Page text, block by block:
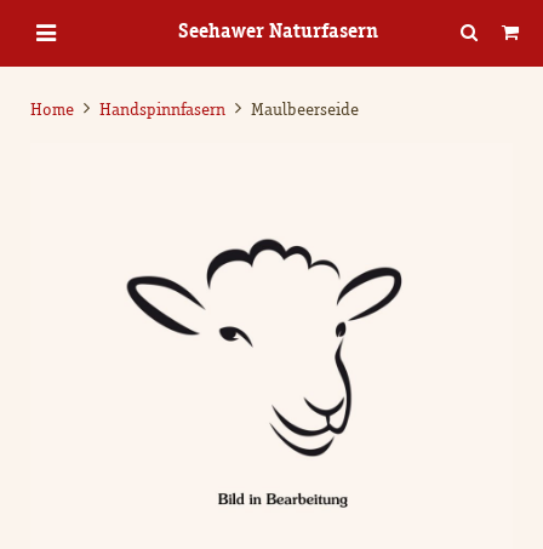
Seehawer Naturfasern
Home Handspinnfasern Maulbeerseide